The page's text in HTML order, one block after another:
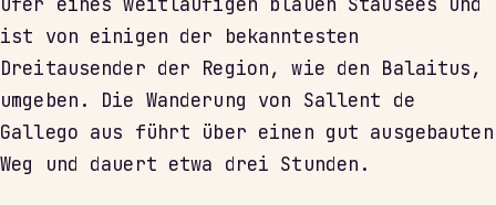
ist von einigen der bekanntesten
Dreitausender der Region, wie den Balaitus,
umgeben. Die Wanderung von Sallent de
Gallego aus führt über einen gut ausgebauten
Weg und dauert etwa drei Stunden.